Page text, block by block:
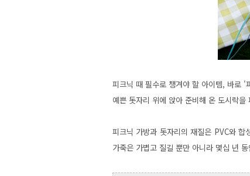
피크닉 때 필수로 챙겨야 할 아이템, 바로 '
예쁜 돗자리 위에 앉아 준비해 온 도시락
피크닉 가방과 돗자리의 재질은 PVC와
가죽은 가볍고 질길 뿐만 아니라 몇십 년